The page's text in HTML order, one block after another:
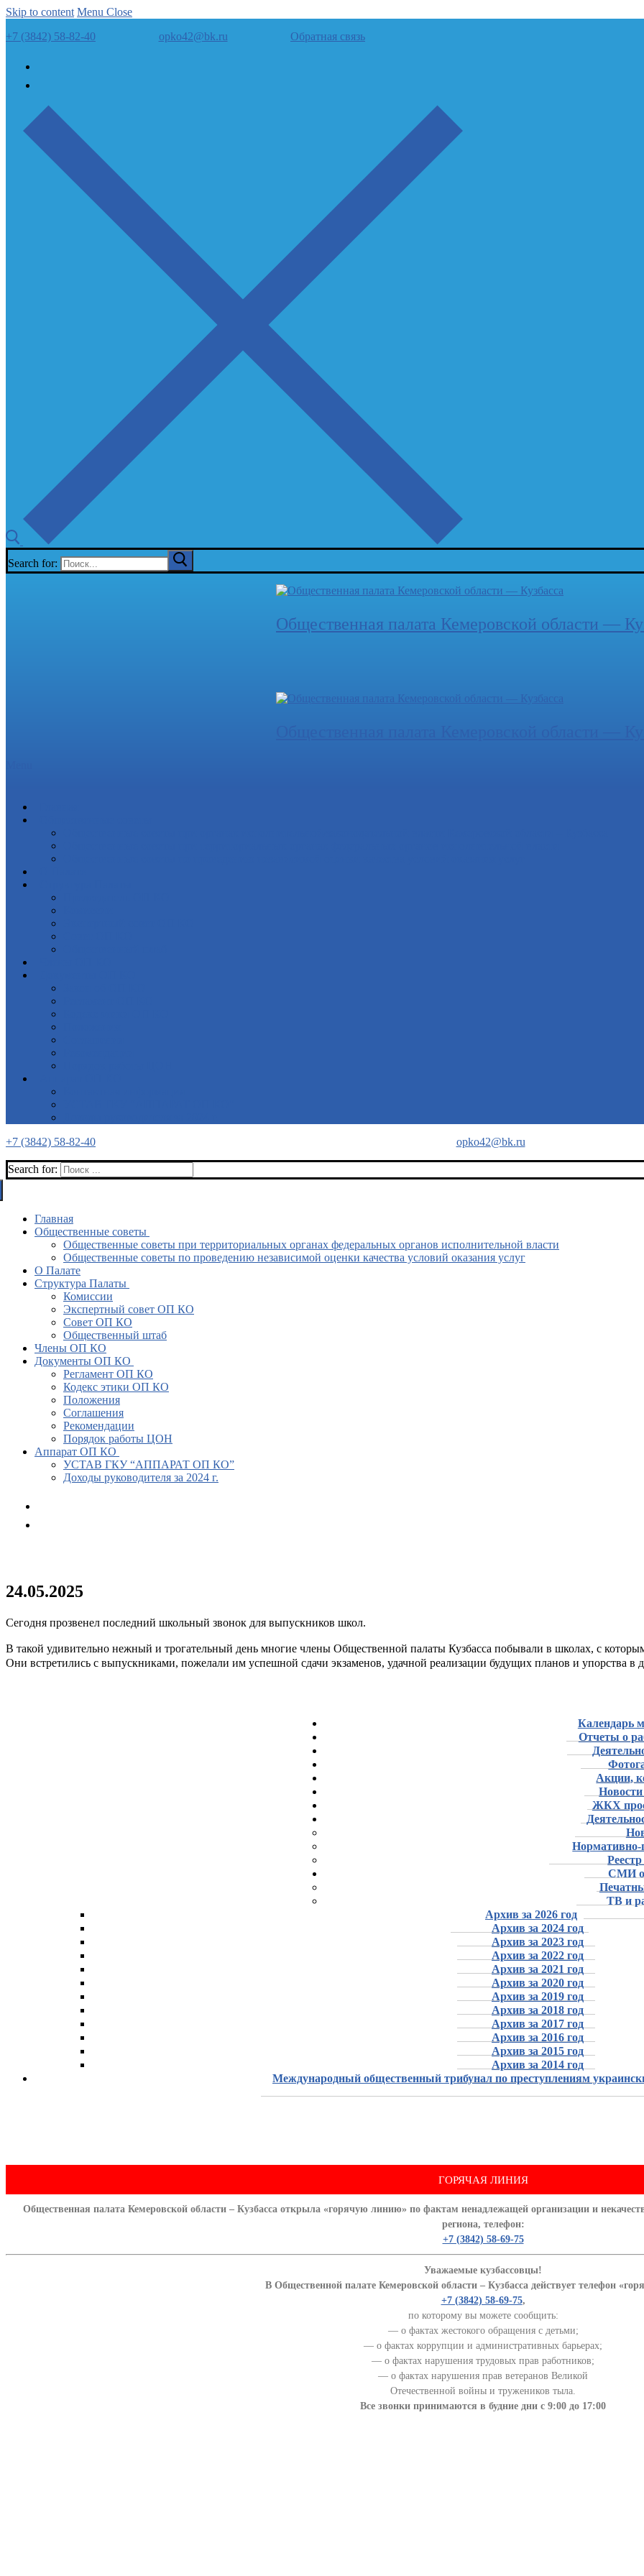
Skip to content Menu Close
+7 (3842) 58-82-40
opko42@bk.ru Обратная связь
Search for:
Общественная палата Кемеровской области —
+7 (3842) 58-82-40
opko42@bk.ru
Search for:
Главная
Общественные советы
Общественные советы при территориальных органах федеральных органов исполнительной власти
Общественные советы по проведению независимой оценки качества условий оказания услуг
О Палате
Структура Палаты
Комиссии
Экспертный совет ОП КО
Совет ОП КО
Общественный штаб
Члены ОП КО
Документы ОП КО
Регламент ОП КО
Кодекс этики ОП КО
Положения
Соглашения
Рекомендации
Порядок работы ЦОН
Аппарат ОП КО
УСТАВ ГКУ “АППАРАТ ОП КО”
Доходы руководителя за 2024 г.
24.05.2025
Сегодня прозвенел последний школьный звонок для выпускников школ.
В такой удивительно нежный и трогательный день многие члены Общественной палаты Кузбасса побывали в школах, с
Они встретились с выпускниками, пожелали им успешной сдачи экзаменов, удачной реализации будущих планов и упорства в
Календарь
Отчеты о
Акции,
ЖКХ
СМИ о
ТВ и
Архив за 2026 год
Архив за 2024 год
Архив за 2023 год
Архив за 2022 год
Архив за 2021 год
Архив за 2020 год
Архив за 2019 год
Архив за 2018 год
Архив за 2017 год
Архив за 2016 год
Архив за 2015 год
Архив за 2014 год
Международный общественный трибунал по преступлениям
ГОРЯЧАЯ ЛИНИЯ
Общественная палата Кемеровской области – Кузбасса открыла «горячую линию» по фактам ненадлежащей организации и
региона, телефон:
+7 (3842) 58-69-75
Уважаемые кузбассовцы!
В Общественной палате Кемеровской области – Кузбасса действует телефон
+7 (3842) 58-69-75,
по которому вы можете сообщить:
— о фактах жестокого обращения с детьми;
— о фактах коррупции и административных барьерах;
— о фактах нарушения трудовых прав работников;
— о фактах нарушения прав ветеранов Великой
Отечественной войны и тружеников тыла.
Все звонки принимаются в будние дни с 9:00 до 17:00